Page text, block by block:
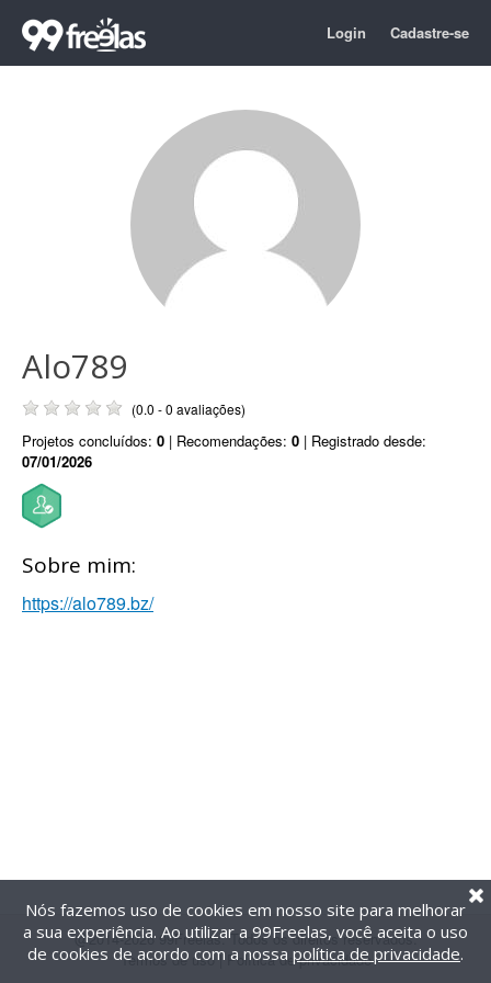
Login Cadastre-se
Alo789
(0.0 - 0 avaliações)
Projetos concluídos: 0 | Recomendações: 0 | Registrado desde:
07/01/2026
Sobre mim:
https://alo789.bz/
@2014-2026 99Freelas. Todos os direitos reservados.
Termos de uso| Política de privacidade
Nós fazemos uso de cookies em nosso site para melhorar
a sua experiência. Ao utilizar a 99Freelas, você aceita o uso
de cookies de acordo com a nossa política de privacidade.